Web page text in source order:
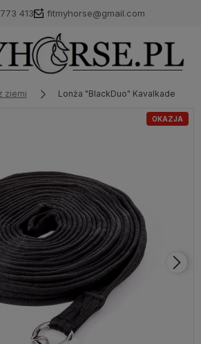
413 fitmyhorse@gmail.com
ziemi Lonża "BlackDuo" Kavalkade
OKAZJA